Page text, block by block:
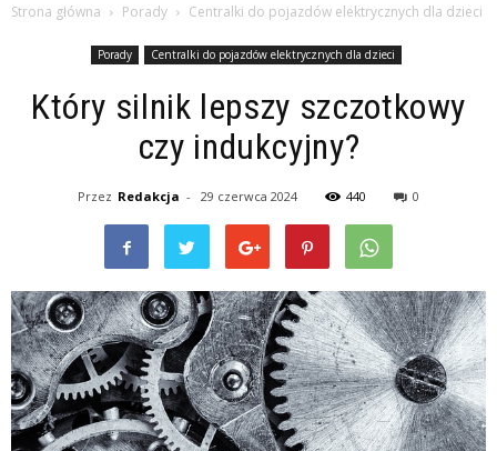
Strona główna Porady Centralki do pojazdów elektrycznych dla dzieci
Porady Centralki do pojazdów elektrycznych dla dzieci
Który silnik lepszy szczotkowy
czy indukcyjny?
Przez Redakcja - 29 czerwca 2024 440 0